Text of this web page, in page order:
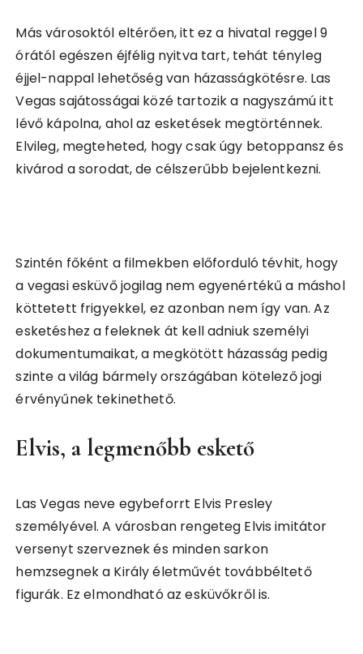
Más városoktól eltérően, itt ez a hivatal reggel 9
órától egészen éjfélig nyitva tart, tehát tényleg
éjjel-nappal lehetőség van házasságkötésre. Las
Vegas sajátosságai közé tartozik a nagyszámú itt
lévő kápolna, ahol az esketések megtörténnek.
Elvileg, megteheted, hogy csak úgy betoppansz és
kivárod a sorodat, de célszerűbb bejelentkezni.
Szintén főként a filmekben előforduló tévhit, hogy
a vegasi esküvő jogilag nem egyenértékű a máshol
köttetett frigyekkel, ez azonban nem így van. Az
esketéshez a feleknek át kell adniuk személyi
dokumentumaikat, a megkötött házasság pedig
szinte a világ bármely országában kötelező jogi
érvényűnek tekinethető.
Elvis, a legmenőbb eskető
Las Vegas neve egybeforrt Elvis Presley
személyével. A városban rengeteg Elvis imitátor
versenyt szerveznek és minden sarkon
hemzsegnek a Király életművét továbbéltető
figurák. Ez elmondható az esküvőkről is.